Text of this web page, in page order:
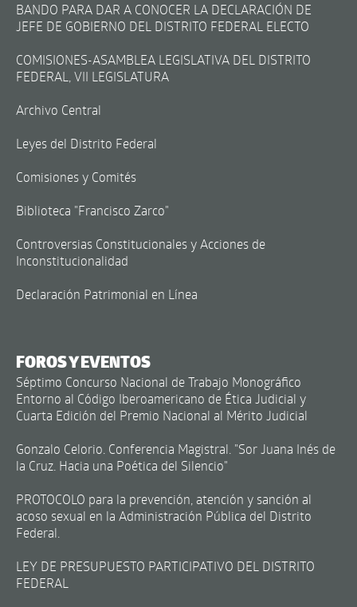
BANDO PARA DAR A CONOCER LA DECLARACIÓN DE
JEFE DE GOBIERNO DEL DISTRITO FEDERAL ELECTO
COMISIONES-ASAMBLEA LEGISLATIVA DEL DISTRITO
FEDERAL, VII LEGISLATURA
Archivo Central
Leyes del Distrito Federal
Comisiones y Comités
Biblioteca "Francisco Zarco"
Controversias Constitucionales y Acciones de
Inconstitucionalidad
Declaración Patrimonial en Línea
FOROS Y EVENTOS
Séptimo Concurso Nacional de Trabajo Monográfico
Entorno al Código Iberoamericano de Ética Judicial y
Cuarta Edición del Premio Nacional al Mérito Judicial
Gonzalo Celorio. Conferencia Magistral. "Sor Juana Inés de
la Cruz. Hacia una Poética del Silencio"
PROTOCOLO para la prevención, atención y sanción al
acoso sexual en la Administración Pública del Distrito
Federal.
LEY DE PRESUPUESTO PARTICIPATIVO DEL DISTRITO
FEDERAL